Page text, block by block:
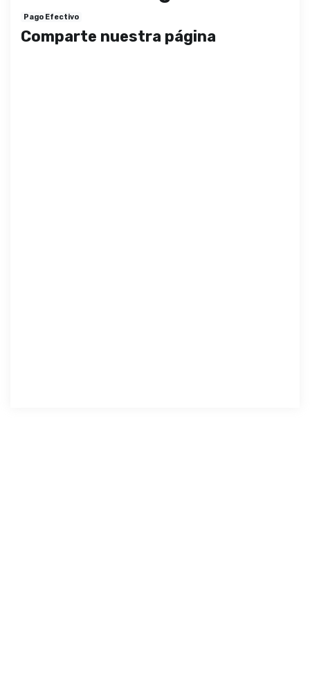
Pago Efectivo
Comparte nuestra página